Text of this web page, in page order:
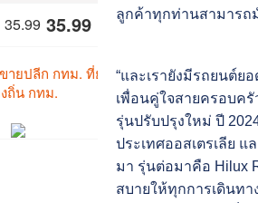
ลูกค้าทุกท่านสามารถ
“และเรายังมีรถยนต์ย
เพื่อนคู่ใจสายครอบค
รุ่นปรับปรุงใหม่ ปี
ประเทศออสเตรเลีย
มา รุ่นต่อมาคือ Hilux
สบายให้ทุกการเดินทา